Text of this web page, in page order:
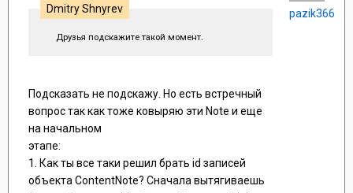
Dmitry Shnyrev
Друзья подскажите такой момент.
Подсказать не подскажу. Но есть встречный
вопрос так как тоже ковыряю эти Note и еще
на начальном
этапе:
1. Как ты все таки решил брать id записей
объекта ContentNote? Сначала вытягиваешь
pazik366